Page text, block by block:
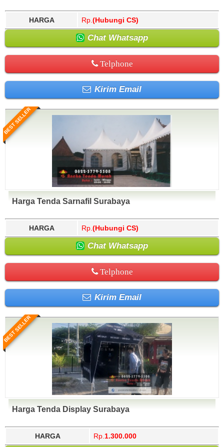
HARGA Rp. (Hubungi CS)
Chat Whatsapp
Telphone
Kirim Email
BEST SELLER
Harga Tenda Sarnafil Surabaya
HARGA Rp. (Hubungi CS)
Chat Whatsapp
Telphone
Kirim Email
BEST SELLER
Harga Tenda Display Surabaya
HARGA Rp. 1.300.000